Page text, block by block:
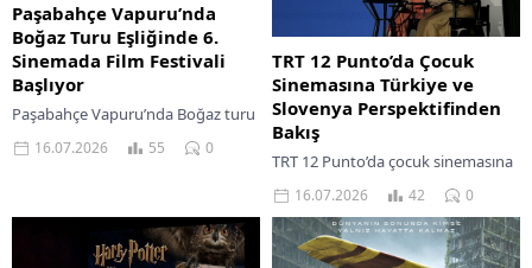
Paşabahçe Vapuru’nda
Boğaz Turu Eşliğinde 6.
Sinemada Film Festivali
Başlıyor
Paşabahçe Vapuru’nda Boğaz turu
eşliğinde 6. Sinemada Film Festivali
başlıyor. Sinema, deniz ve İstanbul
16.07.2026 55 0
TRT 12 Punto’da Çocuk
Sinemasına Türkiye ve
Slovenya Perspektifinden
Bakış
TRT 12 Punto’da çocuk sinemasına
Türkiye ve Slovenya
perspektifinden bakış: ortak
üretim, kültürel etkileşim ve yeni
hikâyeler.
16.07.2026 42 0